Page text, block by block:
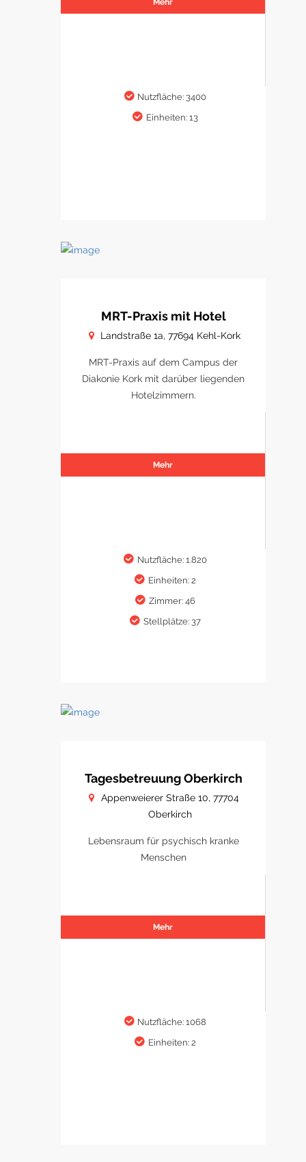
Mehr
Nutzfläche: 3400
Einheiten: 13
MRT-Praxis mit Hotel
Landstraße 1a, 77694 Kehl-Kork
MRT-Praxis auf dem Campus der
Diakonie Kork mit darüber liegenden
Hotelzimmern.
Mehr
Nutzfläche: 1.820
Einheiten: 2
Zimmer: 46
Stellplätze: 37
Tagesbetreuung Oberkirch
Appenweierer Straße 10, 77704
Oberkirch
Lebensraum für psychisch kranke
Menschen
Mehr
Nutzfläche: 1068
Einheiten: 2